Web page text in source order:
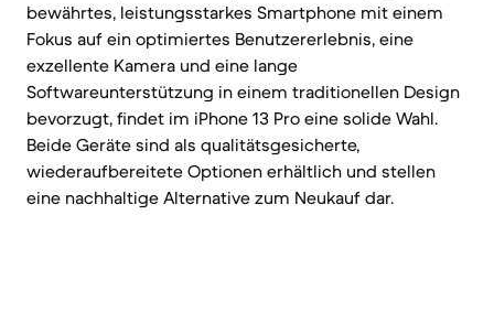
bewährtes, leistungsstarkes Smartphone mit einem
Fokus auf ein optimiertes Benutzererlebnis, eine
exzellente Kamera und eine lange
Softwareunterstützung in einem traditionellen Design
bevorzugt, findet im iPhone 13 Pro eine solide Wahl.
Beide Geräte sind als qualitätsgesicherte,
wiederaufbereitete Optionen erhältlich und stellen
eine nachhaltige Alternative zum Neukauf dar.